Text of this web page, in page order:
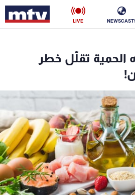
LIVE
الحمية تقلّل خطر
ناس
فن
رياضة